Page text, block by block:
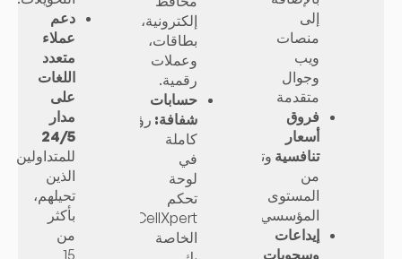
إلى
منصات
ويب
وجوال
متقدمة
فروق
أسعار
تنافسية وتنفيذ
من
المستوى
المؤسسي
إيداعات
وسحوبات
إلكترونية،
بطاقات،
وعملات
رقمية.
حسابات
شفافة: رؤية
كاملة
في
لوحة
تحكم
CellXpert
الخاصة
دعم
عملاء
متعدد
اللغات
على
مدار
24/5
للمتداولين
الذين
تحيلهم،
بأكثر
من
15